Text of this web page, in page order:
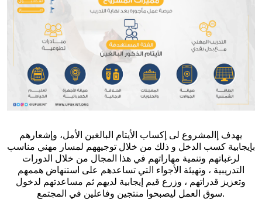
يهدف إالمشروع لى إكساب الأيتام البالغين الأمل، وإشعارهم
بإيجابية كسب الدخل و ذلك من خلال توجيههم لمسار مهني مناسب
لرغباتهم وتنمية مهاراتهم في هذا المجال من خلال الدورات
التدريبية ، وتهيئة الأجواء التي تساعدهم على استنهاض هممهم
وتعزيز قدراتهم ، وزرع قيم إيجابية لديهم ثم مساعدتهم لدخول
سوق العمل ليصبحوا منتجين وفاعلين في المجتمع.